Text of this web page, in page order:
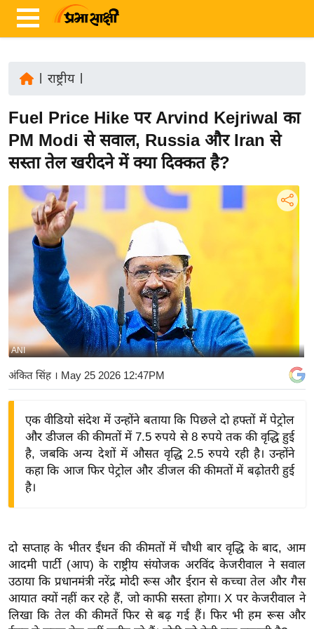
ज़ा
ख
र
रा
य
त
र्रा
ष्ट्री
य
बि
ज़
ने
द्यो
वि
शे
ष
ज्ञ
रा
राष्ट्रीय|
Fuel Price Hike पर Arvind Kejriwal का
PM Modi से सवाल, Russia और Iran से
सस्ता तेल खरीदने में क्या दिक्कत है?
ANI
अंकित सिंह। May 25 2026 12:47PM
एक वीडियो संदेश में उन्होंने बताया कि पिछले दो हफ्तों में पेट्रोल
और डीजल की कीमतों में 7.5 रुपये से 8 रुपये तक की वृद्धि हुई
है, जबकि अन्य देशों में औसत वृद्धि 2.5 रुपये रही है। उन्होंने
कहा कि आज फिर पेट्रोल और डीजल की कीमतों में बढ़ोतरी हुई
है।
दो सप्ताह के भीतर ईंधन की कीमतों में चौथी बार वृद्धि के बाद, आम
आदमी पार्टी (आप) के राष्ट्रीय संयोजक अरविंद केजरीवाल ने सवाल
उठाया कि प्रधानमंत्री नरेंद्र मोदी रूस और ईरान से कच्चा तेल और गैस
आयात क्यों नहीं कर रहे हैं, जो काफी सस्ता होगा। X पर केजरीवाल ने
लिखा कि तेल की कीमतें फिर से बढ़ गई हैं। फिर भी हम रूस और